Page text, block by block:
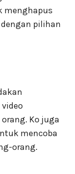
menghapus
pilihan
Ko juga
mencoba
orang.